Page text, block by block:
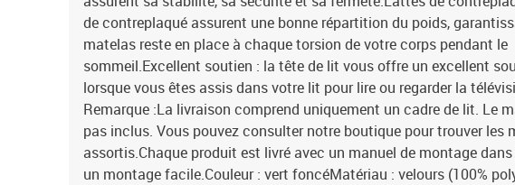
de contreplaqué assurent une bonne répartition du poids,
matelas reste en place à chaque torsion de votre corps pendant le
sommeil.Excellent soutien : la tête de lit vous offre un excellent
lorsque vous êtes assis dans votre lit pour lire ou regarder la
Remarque :La livraison comprend uniquement un cadre de lit. Le
pas inclus. Vous pouvez consulter notre boutique pour trouver les
assortis.Chaque produit est livré avec un manuel de montage
un montage facile.Couleur : vert foncéMatériau : velours (100%